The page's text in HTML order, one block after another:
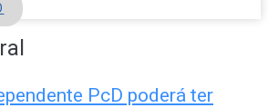
PcD poderá ter